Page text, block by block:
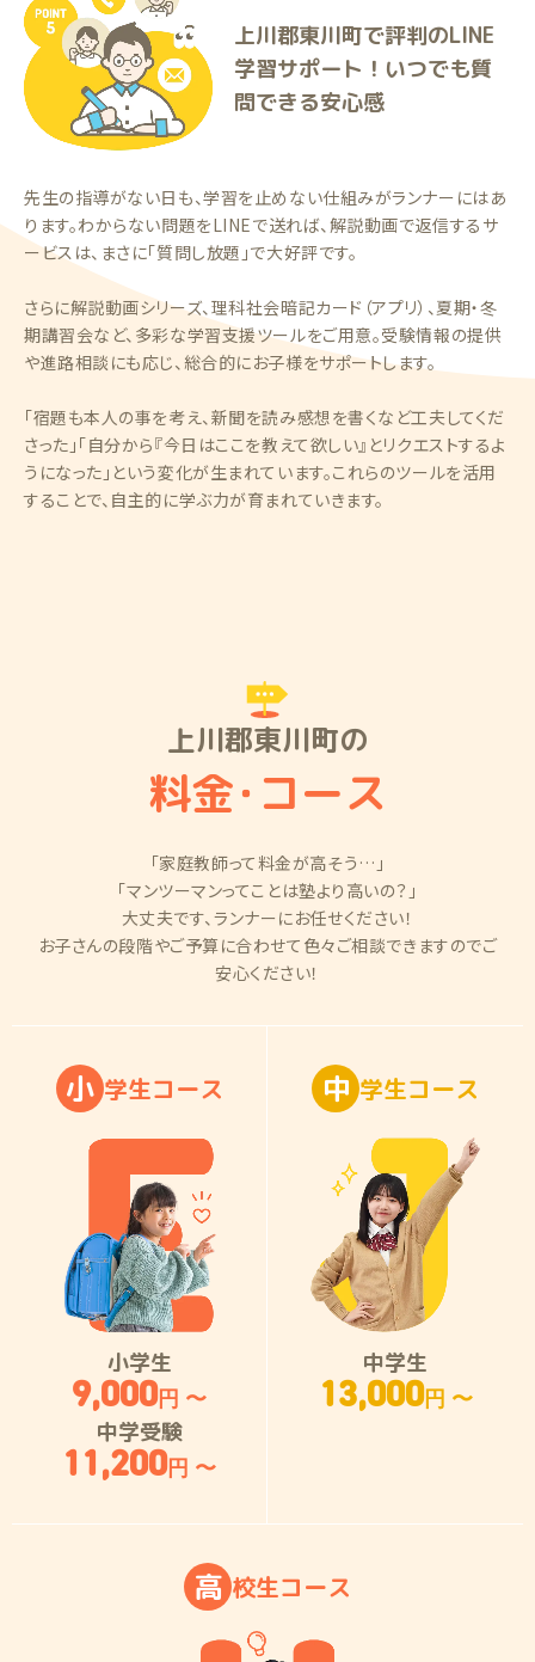
上川郡東川町で評判のLINE
学習サポート！いつでも質
問できる安心感
先生の指導がない日も、学習を止めない仕組みがランナーにはあ
ります。わからない問題をLINEで送れば、解説動画で返信するサ
ービスは、まさに「質問し放題」で大好評です。
さらに解説動画シリーズ、理科社会暗記カード（アプリ）、夏期・冬
期講習会など、多彩な学習支援ツールをご用意。受験情報の提供
や進路相談にも応じ、総合的にお子様をサポートします。
「宿題も本人の事を考え、新聞を読み感想を書くなど工夫してくだ
さった」「自分から『今日はここを教えて欲しい』とリクエストするよ
うになった」という変化が生まれています。これらのツールを活用
することで、自主的に学ぶ力が育まれていきます。
上川郡東川町の
料金・コース
「家庭教師って料金が高そう…」
「マンツーマンってことは塾より高いの？」
大丈夫です、ランナーにお任せください！
お子さんの段階やご予算に合わせて色々ご相談できますのでご
安心ください！
小 学生コース
小学生
9,000円 〜
中学受験
11,200円 〜
中 学生コース
中学生
13,000円 〜
高 校生コース